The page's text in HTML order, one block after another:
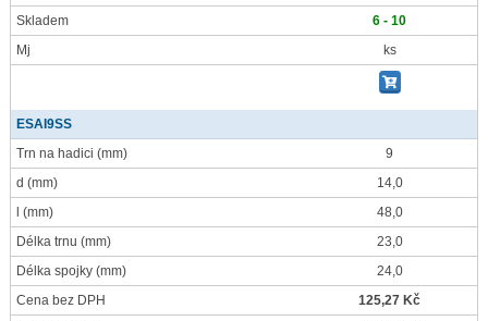
Skladem
6 - 10
Mj
ks
ESAI9SS
Trn na hadici (mm)
9
d (mm)
14,0
(mm)
48,0
Délka trnu (mm)
23,0
Délka spojky (mm)
24,0
Cena bez DPH
125,27 Kč